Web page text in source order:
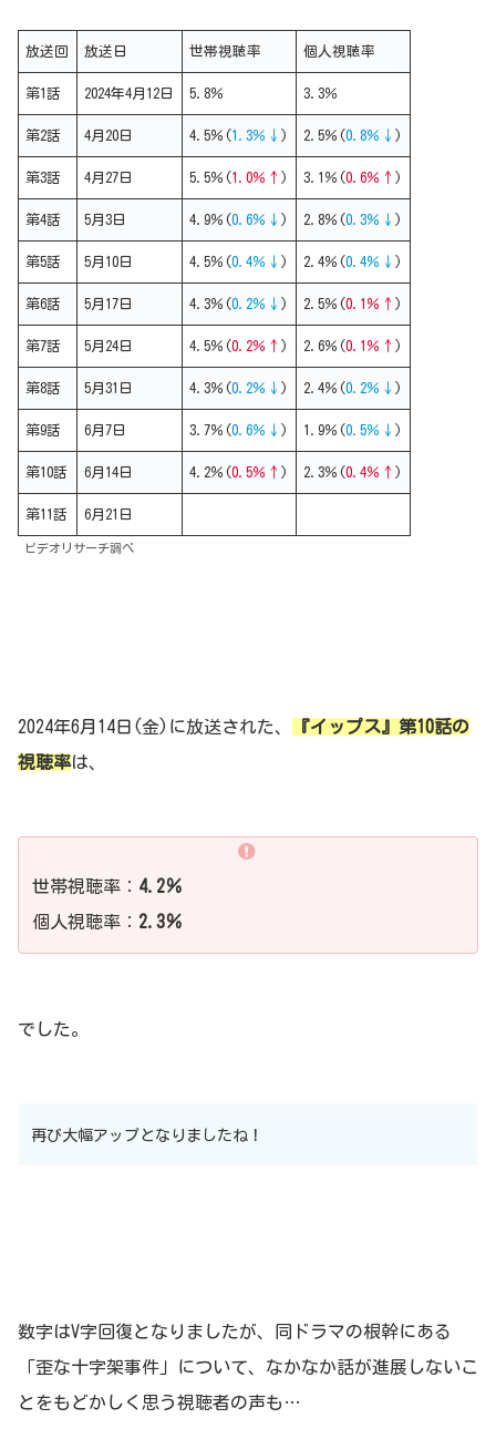
放送回 放送日 世帯視聴率 個人視聴率
第1話 2024年4月12日 5.8％ 3.3％
第2話 4月20日 4.5％(1.3％↓ ) 2.5％(0.8％↓ )
第3話 4月27日 5.5％(1.0％↑ ) 3.1％(0.6％↑ )
第4話 5月3日 4.9％(0.6％↓ ) 2.8％(0.3％↓ )
第5話 5月10日 4.5％(0.4％↓ ) 2.4％(0.4％↓ )
第6話 5月17日 4.3％(0.2％↓ ) 2.5％(0.1％↑ )
第7話 5月24日 4.5％(0.2％↑ ) 2.6％(0.1％↑ )
第8話 5月31日 4.3％(0.2％↓ ) 2.4％(0.2％↓ )
第9話 6月7日 3.7％(0.6％↓ ) 1.9％(0.5％↓ )
第10話 6月14日 4.2％(0.5％↑ ) 2.3％(0.4％↑ )
第11話 6月21日
ビデオリサーチ調べ
2024年6月14日(金)に放送された、
『イップス』第10話の
視聴率は、
世帯視聴率： 4.2％
個人視聴率： 2.3％
でした。
再び大幅アップとなりましたね！
数字はV字回復となりましたが、同ドラマの根幹にある
「歪な十字架事件」について、なかなか話が進展しないこ
とをもどかしく思う視聴者の声も…